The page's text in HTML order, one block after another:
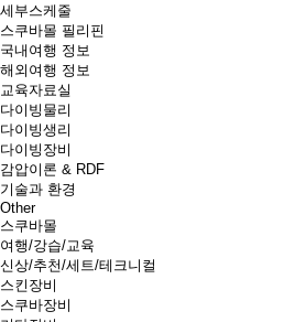
세부스케줄
스쿠바몰 필리핀
국내여행 정보
해외여행 정보
교육자료실
다이빙물리
다이빙생리
다이빙장비
감압이론 & RDF
기술과 환경
Other
스쿠바몰
여행/강습/교육
신상/추천/세트/테크니컬
스킨장비
스쿠바장비